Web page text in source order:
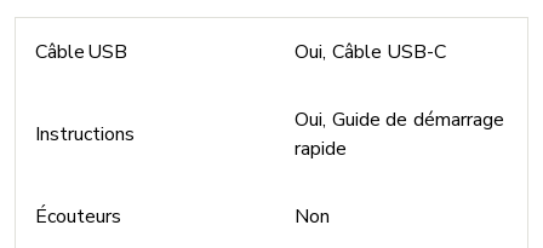
Câble USB Oui, Câble USB-C
Instructions
Oui, Guide de démarrage
rapide
Écouteurs Non